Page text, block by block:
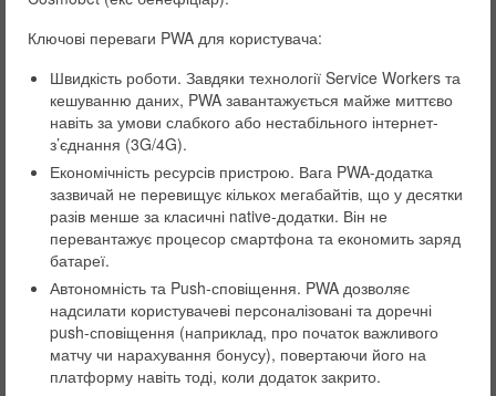
Ключові переваги PWA для користувача:
Швидкість роботи. Завдяки технології Service Workers та
кешуванню даних, PWA завантажується майже миттєво
навіть за умови слабкого або нестабільного інтернет-
з’єднання (3G/4G).
Економічність ресурсів пристрою. Вага PWA-додатка
зазвичай не перевищує кількох мегабайтів, що у десятки
разів менше за класичні native-додатки. Він не
перевантажує процесор смартфона та економить заряд
батареї.
Автономність та Push-сповіщення. PWA дозволяє
надсилати користувачеві персоналізовані та доречні
push-сповіщення (наприклад, про початок важливого
матчу чи нарахування бонусу), повертаючи його на
платформу навіть тоді, коли додаток закрито.